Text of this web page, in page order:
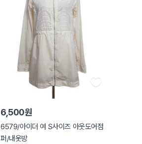
6,500원
6579/아이더 여 S사이즈 아웃도어점
퍼/내옷방